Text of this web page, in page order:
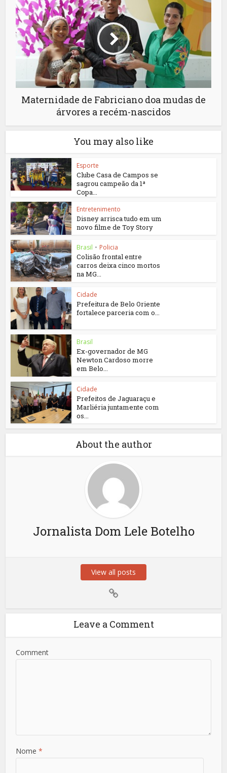
Maternidade de Fabriciano doa mudas de
árvores a recém-nascidos
You may also like
Esporte
Clube Casa de Campos se
sagrou campeão da 1ª
Copa...
Entretenimento
Disney arrisca tudo em um
novo filme de Toy Story
Brasil • Policia
Colisão frontal entre
carros deixa cinco mortos
na MG...
Cidade
Prefeitura de Belo Oriente
fortalece parceria com o...
Brasil
Ex-governador de MG
Newton Cardoso morre
em Belo...
Cidade
Prefeitos de Jaguaraçu e
Marliéria juntamente com
os...
About the author
Jornalista Dom Lele Botelho
View all posts
Leave a Comment
Comment
Nome*